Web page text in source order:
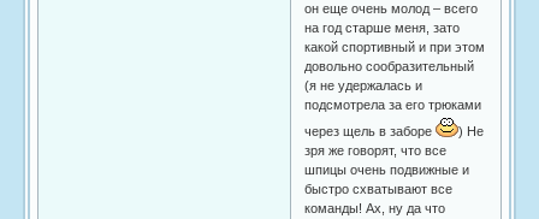
он еще очень молод – всего
на год старше меня, зато
какой спортивный и при этом
довольно сообразительный
(я не удержалась и
подсмотрела за его трюками
через щель в заборе
) Не
зря же говорят, что все
шпицы очень подвижные и
быстро схватывают все
команды! Ах, ну да что